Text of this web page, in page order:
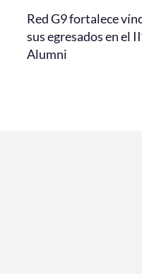
Red G9 fortalece
sus egresados en el
Alumni